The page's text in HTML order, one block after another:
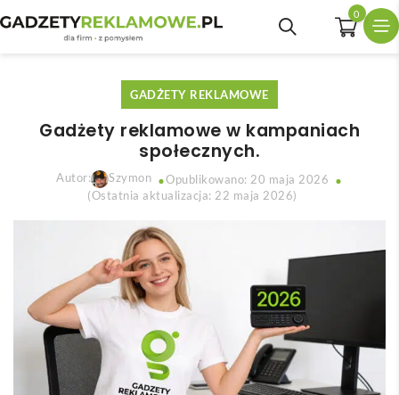
0
GADŻETY REKLAMOWE
Gadżety reklamowe w kampaniach
społecznych.
Autor: Szymon
Opublikowano: 20 maja 2026
(Ostatnia aktualizacja: 22 maja 2026)